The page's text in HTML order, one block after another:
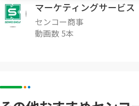
マーケティングサービス
センコー商事
動画数 5本